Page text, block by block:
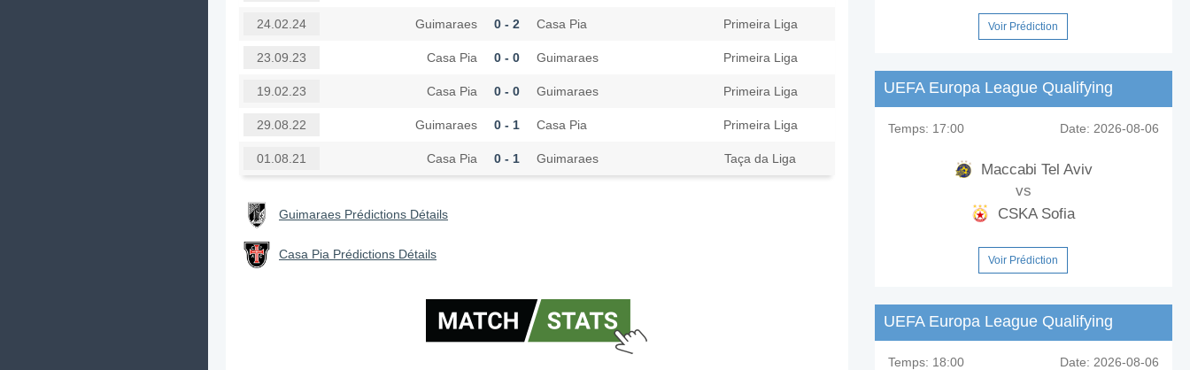
24.02.24 Guimaraes 0 - 2 Casa Pia Primeira Liga
23.09.23 Casa Pia 0 - 0 Guimaraes Primeira Liga
19.02.23 Casa Pia 0 - 0 Guimaraes Primeira Liga
29.08.22 Guimaraes 0 - 1 Casa Pia Primeira Liga
01.08.21 Casa Pia 0 - 1 Guimaraes Taça da Liga
Guimaraes Prédictions Détails
Casa Pia Prédictions Détails
Voir Prédiction
UEFA Europa League Qualifying
Temps: 17:00 Date: 2026-08-06
Maccabi Tel Aviv
vs
CSKA Sofia
Voir Prédiction
UEFA Europa League Qualifying
Temps: 18:00 Date: 2026-08-06